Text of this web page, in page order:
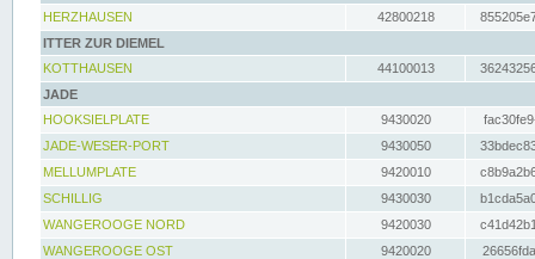
HERZHAUSEN
42800218
ITTER ZUR DIEMEL
KOTTHAUSEN
44100013
JADE
HOOKSIELPLATE
9430020
JADE-WESER-PORT
9430050
MELLUMPLATE
9420010
SCHILLIG
9430030
WANGEROOGE NORD
9420030
WANGEROOGE OST
9420020